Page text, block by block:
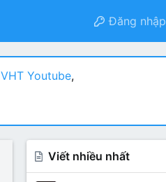
Đăng nhập
VHT Youtube,
Viết nhiều nhất